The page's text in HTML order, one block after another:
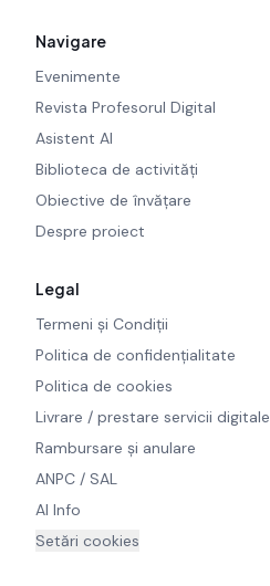
Navigare
Evenimente
Revista Profesorul Digital
Asistent AI
Biblioteca de activități
Obiective de învățare
Despre proiect
Legal
Termeni și Condiții
Politica de confidențialitate
Politica de cookies
Livrare / prestare servicii digitale
Rambursare și anulare
ANPC / SAL
AI Info
Setări cookies